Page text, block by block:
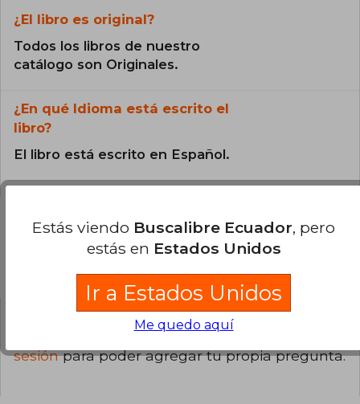
¿El libro es original?
Todos los libros de nuestro
catálogo son Originales.
¿En qué Idioma está escrito el
libro?
El libro está escrito en Español.
¿Tienes una pregunta sobre el libro?
sesiónpara poder agregar tu propia pregunta.
Estás viendo Buscalibre Ecuador, pero
estás en Estados Unidos
Ir a Estados Unidos
Me quedo aquí